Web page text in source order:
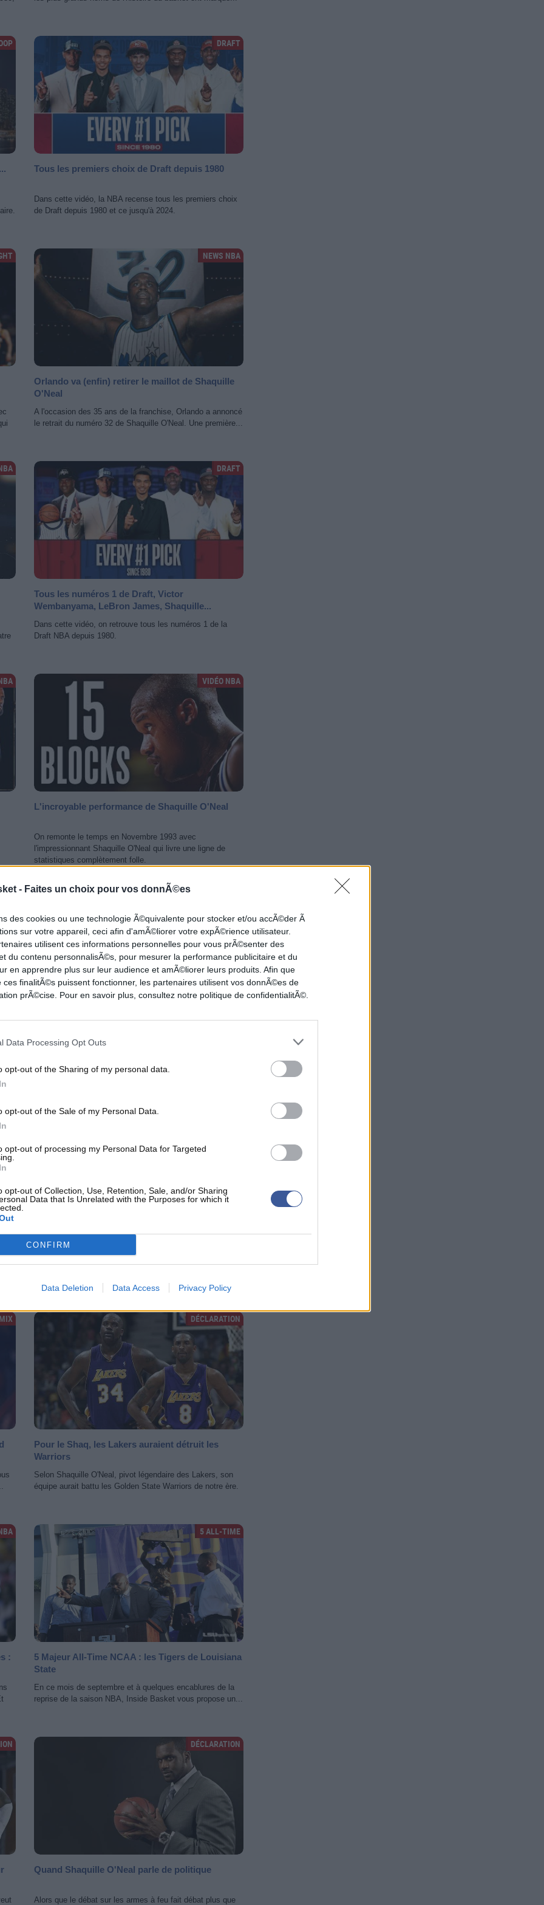
- Faites un choix pour vos donnÃ©es
des cookies ou une technologie Ã©quivalente pour stocker et/ou accÃ©der Ã
sur votre appareil, ceci afin d'amÃ©liorer votre expÃ©rience utilisateur.
utilisent ces informations personnelles pour vous prÃ©senter des
du contenu personnalisÃ©s, pour mesurer la performance publicitaire et du
en apprendre plus sur leur audience et amÃ©liorer leurs produits. Afin que
ces finalitÃ©s puissent fonctionner, les partenaires utilisent vos donnÃ©es de
prÃ©cise. Pour en savoir plus, consultez notre politique de confidentialitÃ©.
Data Processing Opt Outs
opt-out of the Sharing of my personal data.
opt-out of the Sale of my Personal Data.
opt-out of processing my Personal Data for Targeted
opt-out of Collection, Use, Retention, Sale, and/or Sharing
Data that Is Unrelated with the Purposes for which it
CONFIRM
Data Deletion Data Access Privacy Policy
DRAFT
Tous les premiers choix de Draft depuis 1980
Dans cette vidéo, la NBA recense tous les premiers choix
de Draft depuis 1980 et ce jusqu'à 2024.
NEWS NBA
Orlando va (enfin) retirer le maillot de Shaquille
O'Neal
A l'occasion des 35 ans de la franchise, Orlando a annoncé
le retrait du numéro 32 de Shaquille O'Neal. Une première...
DRAFT
Tous les numéros 1 de Draft, Victor
Wembanyama, LeBron James, Shaquille...
Dans cette vidéo, on retrouve tous les numéros 1 de la
Draft NBA depuis 1980.
VIDÉO NBA
L'incroyable performance de Shaquille O'Neal
On remonte le temps en Novembre 1993 avec
l'impressionnant Shaquille O'Neal qui livre une ligne de
statistiques complètement folle.
Penny Hardaway :''Si Shaq était resté, nous
Désormais coach universitaire, Penny Hardaway est
passage à Orlando ou la...
Comment Shaquille O'Neal a détruit les Clippers
Il faut remonter le temps jusqu'au 6 Mars 2000 pour voir le
MIX DÉCLARATION
Pour le Shaq, les Lakers auraient détruit les
Warriors
Selon Shaquille O'Neal, pivot légendaire des Lakers, son
équipe aurait battu les Golden State Warriors de notre ère.
:
5 ALL-TIME
5 Majeur All-Time NCAA : les Tigers de Louisiana
State
En ce mois de septembre et à quelques encablures de la
reprise de la saison NBA, Inside Basket vous propose un...
DÉCLARATION
Quand Shaquille O'Neal parle de politique
Alors que le débat sur les armes à feu fait débat plus que